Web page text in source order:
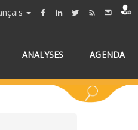
ANALYSES AGENDA